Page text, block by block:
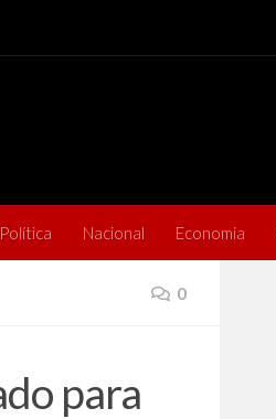
Nacional Economia
0
para